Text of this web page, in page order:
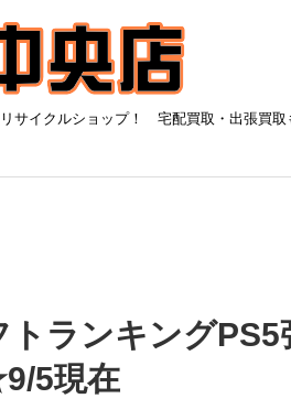
サイクルショップ！ 宅配買取・出張買取
ランキングPS5
5現在